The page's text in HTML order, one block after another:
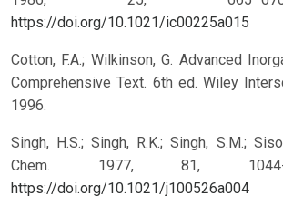
https://doi.org/10.1021/ic00225a015
Cotton, F.A.; Wilkinson, G. Advanced
Comprehensive Text. 6th ed. Wiley
1996.
Singh, H.S.; Singh, R.K.; Singh, S.M.;
Chem. 1977, 81, 1044-
https://doi.org/10.1021/j100526a004